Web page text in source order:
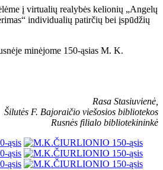
į virtualių realybės kelionių „Angelų
individualių patirčių bei įspūdžių
minėjome 150-ąsias M. K.
Rasa Stasiuvienė,
Šilutės F. Bajoraičio viešosios bibliotekos
Rusnės filialo bibliotekininkė